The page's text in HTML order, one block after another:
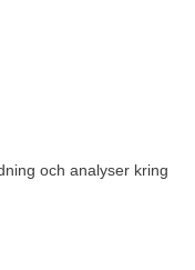
och analyser kring